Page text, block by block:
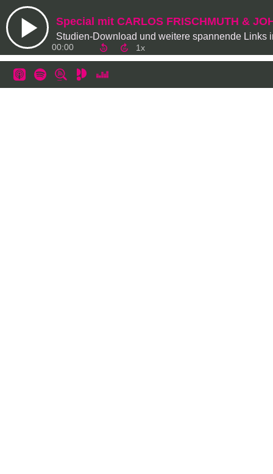
Studien-Download und weitere spannende Links
00:00